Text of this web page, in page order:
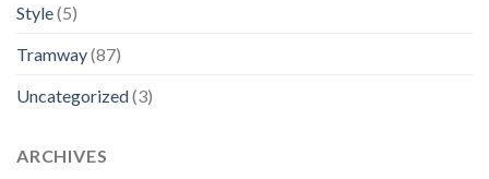
Style(5)
Tramway(87)
Uncategorized(3)
ARCHIVES